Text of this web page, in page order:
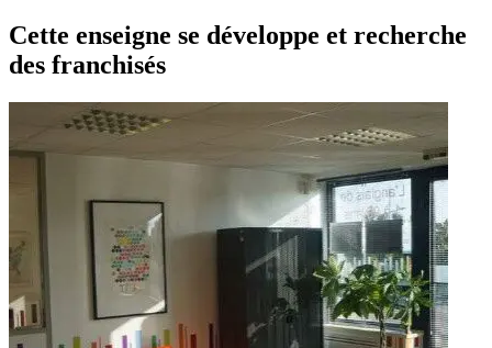
Cette enseigne se développe et recherche
des franchisés